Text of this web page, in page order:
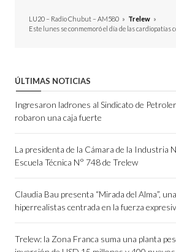
LU20 – Radio Chubut – AM580 » Trelew »
Este lunes se conmemoró el día de las cardiopatías
ÚLTIMAS NOTICIAS
Ingresaron ladrones al Sindicato de
robaron una caja fuerte
La presidenta de la Cámara de la Industria
Escuela Técnica N° 748 de Trelew
Claudia Bau presenta “Mirada del Alma”,
hiperrealistas centrada en la fuerza
Trelew: la Zona Franca suma una planta